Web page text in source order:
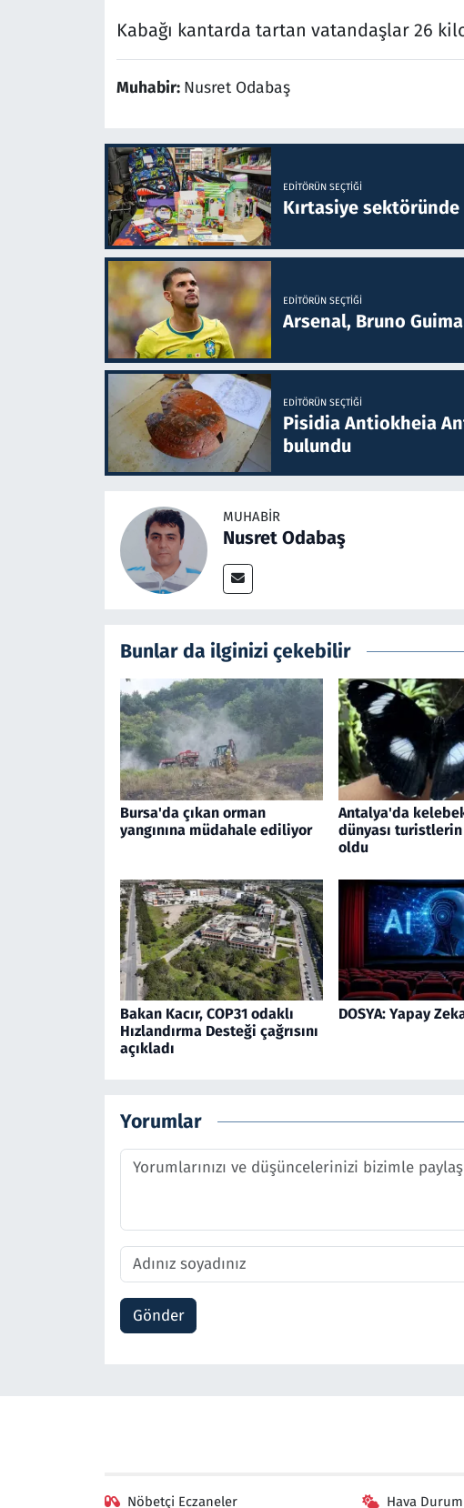
Kabağı kantarda tartan vatandaşlar 26
Muhabir: Nusret Odabaş
EDITÖRÜN SEÇTIĞI
Kırtasiye
EDITÖRÜN SEÇTIĞI
Arsenal, Bruno
EDITÖRÜN SEÇTIĞI
Pisidia Antiokheia
bulundu
MUHABIR
Nusret Odabaş
Bunlar da ilginizi çekebilir
Bursa'da çıkan orman
yangınına müdahale ediliyor
Antalya'da
dünyası turistlerin
oldu
Bakan Kacır, COP31 odaklı
Hızlandırma Desteği çağrısını
açıkladı
DOSYA: Yapay
Yorumlar
Gönder
Nöbetçi Eczaneler Hava